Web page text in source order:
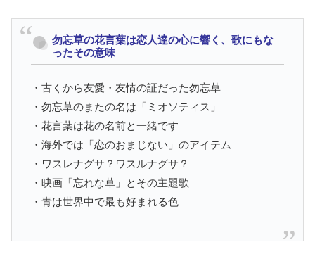
勿忘草の花言葉は恋人達の心に響く、歌にもな
ったその意味
・古くから友愛・友情の証だった勿忘草
・勿忘草のまたの名は「ミオソティス」
・花言葉は花の名前と一緒です
・海外では「恋のおまじない」のアイテム
・ワスレナグサ？ワスルナグサ？
・映画「忘れな草」とその主題歌
・青は世界中で最も好まれる色